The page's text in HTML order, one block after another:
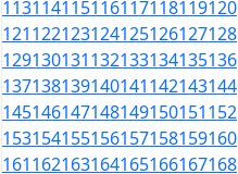
113114115116117118119120
121122123124125126127128
129130131132133134135136
137138139140141142143144
145146147148149150151152
153154155156157158159160
161162163164165166167168